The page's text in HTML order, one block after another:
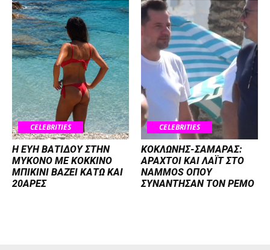
CELEBRITIES
Η ΕΥΗ ΒΑΤΙΔΟΥ ΣΤΗΝ
ΜΥΚΟΝΟ ΜΕ ΚΟΚΚΙΝΟ
ΜΠΙΚΙΝΙ ΒΑΖΕΙ ΚΑΤΩ ΚΑΙ
20ΑΡΕΣ
CELEBRITIES
ΚΟΚΛΩΝΗΣ-ΣΑΜΑΡΑΣ:
ΑΡΑΧΤΟΙ ΚΑΙ ΛΑΪΤ ΣΤΟ
NAMMOS ΟΠΟΥ
ΣΥΝΑΝΤΗΣΑΝ ΤΟΝ ΡΕΜΟ